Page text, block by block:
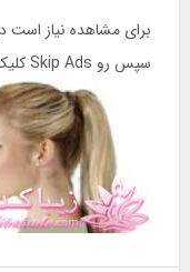
سپس رو Skip Ads کلیک کنید